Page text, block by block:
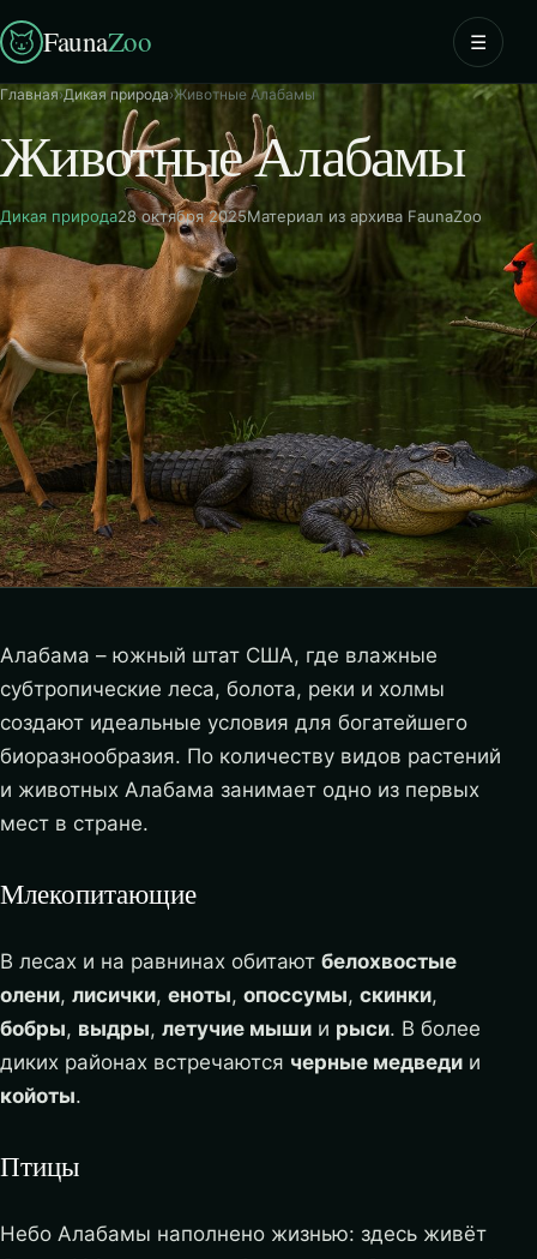
FaunaZoo ☰
Главная›Дикая природа›Животные Алабамы
Животные Алабамы
Дикая природа28 октября 2025Материал из архива FaunaZoo
Алабама – южный штат США, где влажные
субтропические леса, болота, реки и холмы
создают идеальные условия для богатейшего
биоразнообразия. По количеству видов растений
и животных Алабама занимает одно из первых
мест в стране.
Млекопитающие
В лесах и на равнинах обитают белохвостые
олени, лисички, еноты, опоссумы, скинки,
бобры, выдры, летучие мыши и рыси. В более
диких районах встречаются черные медведи и
койоты.
Птицы
Небо Алабамы наполнено жизнью: здесь живёт